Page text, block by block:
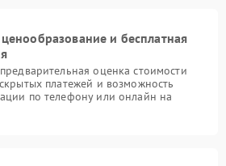
и бесплатная
оценка стоимости
платежей и возможность
по телефону или онлайн на